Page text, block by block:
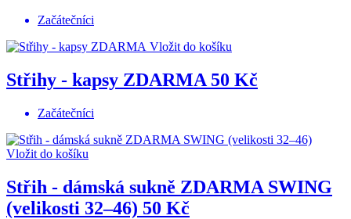
Začátečníci
Vložit do košíku
Střihy - kapsy ZDARMA 50 Kč
Začátečníci
Vložit do košíku
Střih - dámská sukně ZDARMA SWING
(velikosti 32–46) 50 Kč